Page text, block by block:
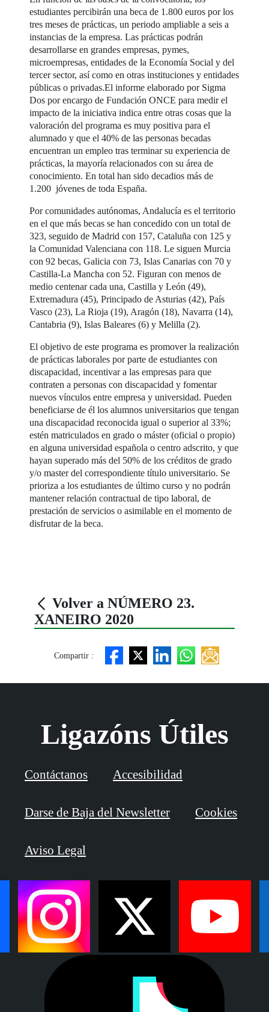
estudiantes percibirán una beca de 1.800 euros por los
tres meses de prácticas, un periodo ampliable a seis a
instancias de la empresa. Las prácticas podrán
desarrollarse en grandes empresas, pymes,
microempresas, entidades de la Economía Social y del
tercer sector, así como en otras instituciones y entidades
públicas o privadas.El informe elaborado por Sigma
Dos por encargo de Fundación ONCE para medir el
impacto de la iniciativa indica entre otras cosas que la
valoración del programa es muy positiva para el
alumnado y que el 40% de las personas becadas
encuentran un empleo tras terminar su experiencia de
prácticas, la mayoría relacionados con su área de
conocimiento. En total han sido decadios más de
1.200 jóvenes de toda España.
Por comunidades autónomas, Andalucía es el territorio
en el que más becas se han concedido con un total de
323, seguido de Madrid con 157, Cataluña con 125 y
la Comunidad Valenciana con 118. Le siguen Murcia
con 92 becas, Galicia con 73, Islas Canarias con 70 y
Castilla-La Mancha con 52. Figuran con menos de
medio centenar cada una, Castilla y León (49),
Extremadura (45), Principado de Asturias (42), País
Vasco (23), La Rioja (19), Aragón (18), Navarra (14),
Cantabria (9), Islas Baleares (6) y Melilla (2).
El objetivo de este programa es promover la realización
de prácticas laborales por parte de estudiantes con
discapacidad, incentivar a las empresas para que
contraten a personas con discapacidad y fomentar
nuevos vínculos entre empresa y universidad. Pueden
beneficiarse de él los alumnos universitarios que tengan
una discapacidad reconocida igual o superior al 33%;
estén matriculados en grado o máster (oficial o propio)
en alguna universidad española o centro adscrito, y que
hayan superado más del 50% de los créditos de grado
y/o master del correspondiente título universitario. Se
prioriza a los estudiantes de último curso y no podrán
mantener relación contractual de tipo laboral, de
prestación de servicios o asimilable en el momento de
disfrutar de la beca.
Volver a NÚMERO 23.
XANEIRO 2020
Compartir :
Ligazóns Útiles
Contáctanos Accesibilidad
Darse de Baja del Newsletter Cookies
Aviso Legal